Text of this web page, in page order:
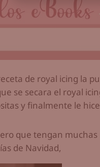
de royal icing la
se secara el royal
y finalmente le
que tengan
de Navidad,